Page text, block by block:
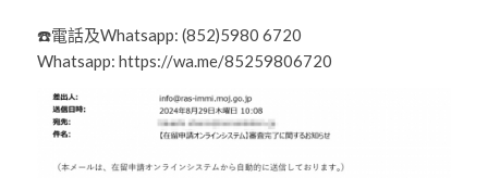
☎️電話及Whatsapp: (852)5980 6720
Whatsapp: https://wa.me/85259806720